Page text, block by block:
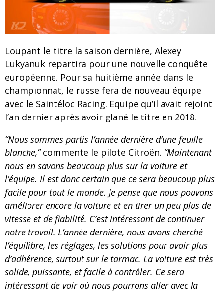
Loupant le titre la saison dernière, Alexey
Lukyanuk repartira pour une nouvelle conquête
européenne. Pour sa huitième année dans le
championnat, le russe fera de nouveau équipe
avec le Saintéloc Racing. Equipe qu’il avait rejoint
l’an dernier après avoir glané le titre en 2018.
“Nous sommes partis l’année dernière d’une feuille
blanche,”commente le pilote Citroën. “Maintenant
nous en savons beaucoup plus sur la voiture et
l’équipe. Il est donc certain que ce sera beaucoup plus
facile pour tout le monde. Je pense que nous pouvons
améliorer encore la voiture et en tirer un peu plus de
vitesse et de fiabilité. C’est intéressant de continuer
notre travail. L’année dernière, nous avons cherché
l’équilibre, les réglages, les solutions pour avoir plus
d’adhérence, surtout sur le tarmac. La voiture est très
solide, puissante, et facile à contrôler. Ce sera
intéressant de voir où nous pourrons aller avec la